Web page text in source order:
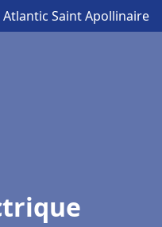
Saint Apollinaire